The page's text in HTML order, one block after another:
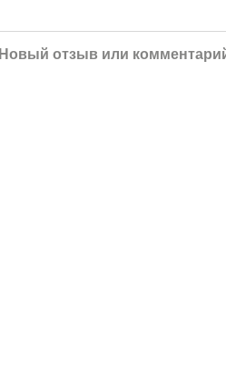
Новый отзыв или